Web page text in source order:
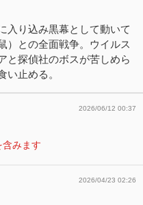
入り込み黒幕として動いて
）との全面戦争。ウイルス
と探偵社のボスが苦しめら
い止める。
2026/06/12 00:37
含みます
2026/04/23 02:26